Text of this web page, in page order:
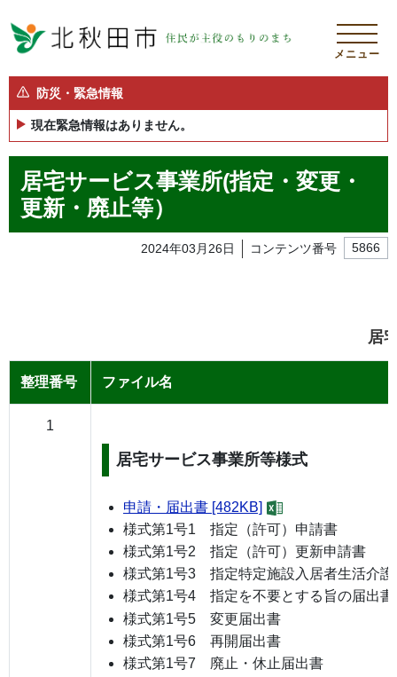
メニュー
防災・緊急情報
現在緊急情報はありません。
居宅サービス事業所(指定・変更・
更新・廃止等）
2024年03月26日 コンテンツ番号 5866
居
整理番号 ファイル名
1
居宅サービス事業所等様式
申請・届出書 [482KB]
様式第1号1 指定（許可）申請書
様式第1号2 指定（許可）更新申請書
様式第1号3 指定特定施設入居者生活介護
様式第1号4 指定を不要とする旨の届出書
様式第1号5 変更届出書
様式第1号6 再開届出書
様式第1号7 廃止・休止届出書